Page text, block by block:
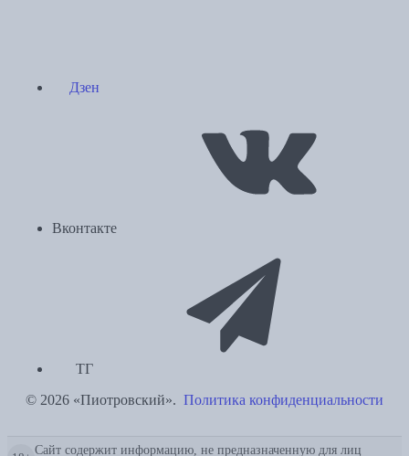
Дзен
Вконтакте
ТГ
© 2026 «Пиотровский». Политика конфиденциальности
Сайт содержит информацию, не предназначенную для лиц